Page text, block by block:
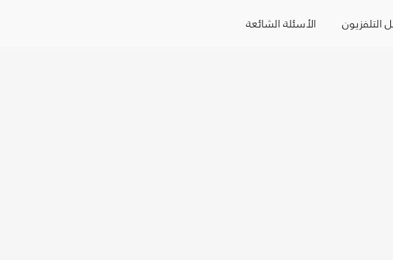
التلفزيون الأسئلة الشائعة